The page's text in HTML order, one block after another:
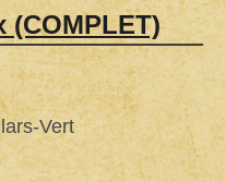
(COMPLET)
Vert